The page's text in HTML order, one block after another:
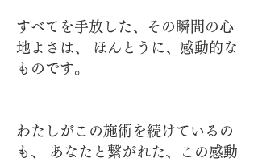
すべてを手放した、その瞬間の心
地よさは、 ほんとうに、感動的な
ものです。
わたしがこの施術を続けているの
も、 あなたと繋がれた、この感動